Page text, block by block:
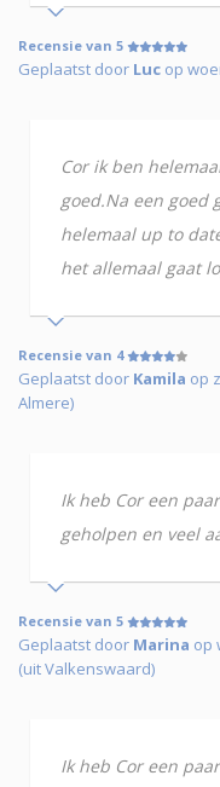
Recensie van 5
Geplaatst door Luc op
Cor ik ben
goed.Na een goed
helemaal up to
het allemaal gaat
Recensie van 4
Geplaatst door Kamila op
Almere)
Ik heb Cor een
geholpen en veel
Recensie van 5
Geplaatst door Marina op
(uit Valkenswaard)
Ik heb Cor een